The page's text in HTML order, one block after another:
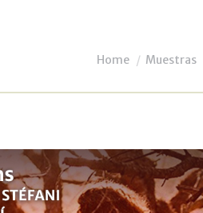
You are here:
Home Muestras